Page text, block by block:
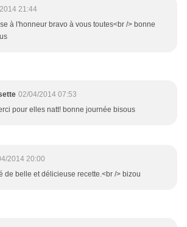
21:44
à l'honneur bravo à vous toutes<br /> bonne
02/04/2014 07:53
pour elles natt! bonne journée bisous
2014 20:00
de belle et délicieuse recette.<br /> bizou